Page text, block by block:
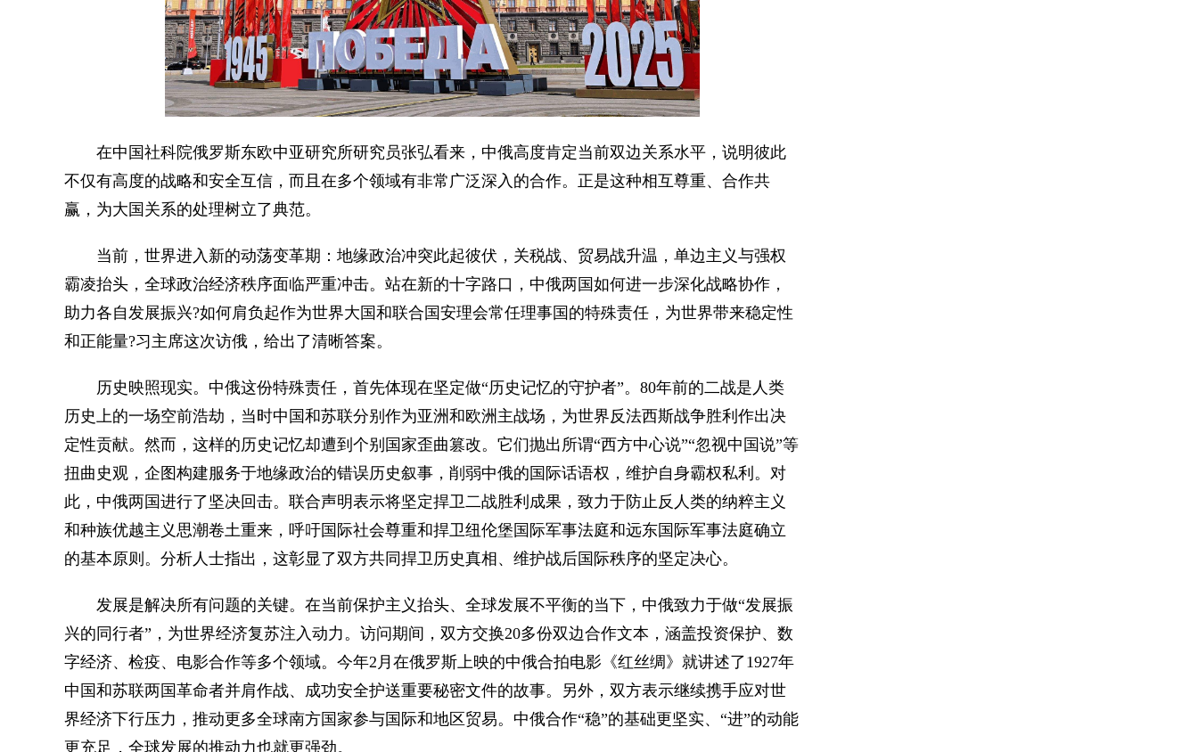
在中国社科院俄罗斯东欧中亚研究所研究员张弘看来，中俄高度肯定当前双边关系水平，说明彼此
不仅有高度的战略和安全互信，而且在多个领域有非常广泛深入的合作。正是这种相互尊重、合作共
赢，为大国关系的处理树立了典范。
当前，世界进入新的动荡变革期：地缘政治冲突此起彼伏，关税战、贸易战升温，单边主义与强权
霸凌抬头，全球政治经济秩序面临严重冲击。站在新的十字路口，中俄两国如何进一步深化战略协作，
助力各自发展振兴?如何肩负起作为世界大国和联合国安理会常任理事国的特殊责任，为世界带来稳定性
和正能量?习主席这次访俄，给出了清晰答案。
历史映照现实。中俄这份特殊责任，首先体现在坚定做“历史记忆的守护者”。80年前的二战是人类
历史上的一场空前浩劫，当时中国和苏联分别作为亚洲和欧洲主战场，为世界反法西斯战争胜利作出决
定性贡献。然而，这样的历史记忆却遭到个别国家歪曲篡改。它们抛出所谓“西方中心说”“忽视中国说”等
扭曲史观，企图构建服务于地缘政治的错误历史叙事，削弱中俄的国际话语权，维护自身霸权私利。对
此，中俄两国进行了坚决回击。联合声明表示将坚定捍卫二战胜利成果，致力于防止反人类的纳粹主义
和种族优越主义思潮卷土重来，呼吁国际社会尊重和捍卫纽伦堡国际军事法庭和远东国际军事法庭确立
的基本原则。分析人士指出，这彰显了双方共同捍卫历史真相、维护战后国际秩序的坚定决心。
发展是解决所有问题的关键。在当前保护主义抬头、全球发展不平衡的当下，中俄致力于做“发展振
兴的同行者”，为世界经济复苏注入动力。访问期间，双方交换20多份双边合作文本，涵盖投资保护、数
字经济、检疫、电影合作等多个领域。今年2月在俄罗斯上映的中俄合拍电影《红丝绸》就讲述了1927年
中国和苏联两国革命者并肩作战、成功安全护送重要秘密文件的故事。另外，双方表示继续携手应对世
界经济下行压力，推动更多全球南方国家参与国际和地区贸易。中俄合作“稳”的基础更坚实、“进”的动能
更充足，全球发展的推动力也就更强劲。